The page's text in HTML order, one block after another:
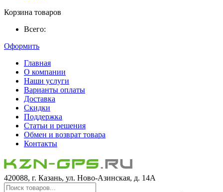
Корзина товаров
Всего:
Оформить
Главная
О компании
Наши услуги
Варианты оплаты
Доставка
Скидки
Поддержка
Статьи и решения
Обмен и возврат товара
Контакты
420088, г. Казань, ул. Ново-Азинская, д. 14А